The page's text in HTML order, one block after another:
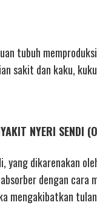
tubuh
sakit dan kaku,
NYERI SENDI
dikarenakan
dengan
mengakibatkan